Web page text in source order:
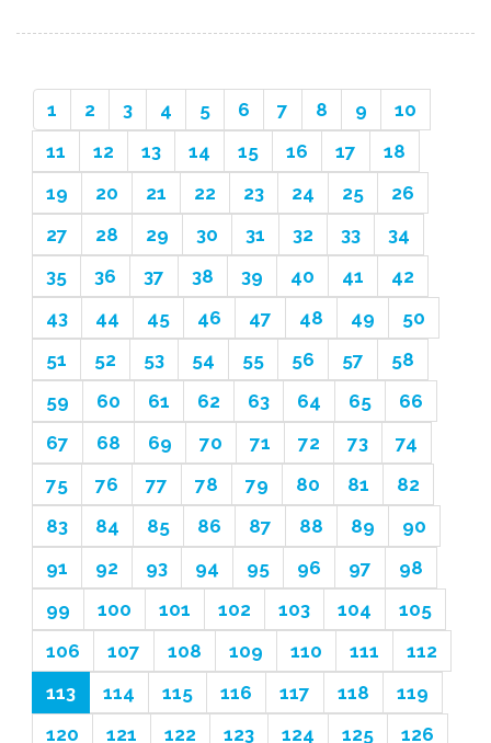
1 2 3 4 5 6 7 8 9
10
11
12 13 14 15 16 17
18
19
20 21 22 23 24 25
26
27
28 29 30 31 32 33
34
35
36 37 38 39 40 41
42
43
44 45 46 47 48 49
50
51
52 53 54 55 56 57
58
59
60 61 62 63 64 65
66
67
68 69 70 71 72 73
74
75
76 77 78 79 80 81
82
83
84 85 86 87 88 89
90
91
92 93 94 95 96 97
98
99
100 101 102 103 104
105
106
107 108 109 110 111
112
113
114 115 116 117 118
119
120
121 122 123 124 125
126